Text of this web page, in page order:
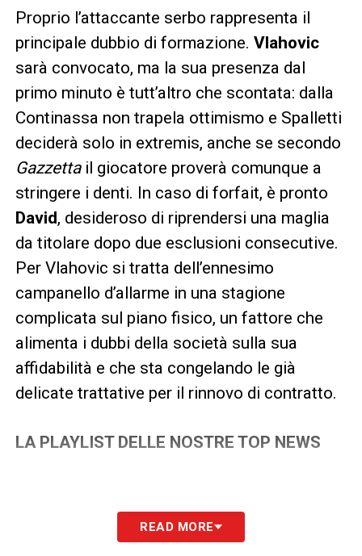
Proprio l’attaccante serbo rappresenta il
principale dubbio di formazione. Vlahovic
sarà convocato, ma la sua presenza dal
primo minuto è tutt’altro che scontata: dalla
Continassa non trapela ottimismo e Spalletti
deciderà solo in extremis, anche se secondo
Gazzettail giocatore proverà comunque a
stringere i denti. In caso di forfait, è pronto
David, desideroso di riprendersi una maglia
da titolare dopo due esclusioni consecutive.
Per Vlahovic si tratta dell’ennesimo
campanello d’allarme in una stagione
complicata sul piano fisico, un fattore che
alimenta i dubbi della società sulla sua
affidabilità e che sta congelando le già
delicate trattative per il rinnovo di contratto.
LA PLAYLIST DELLE NOSTRE TOP NEWS
READ MORE